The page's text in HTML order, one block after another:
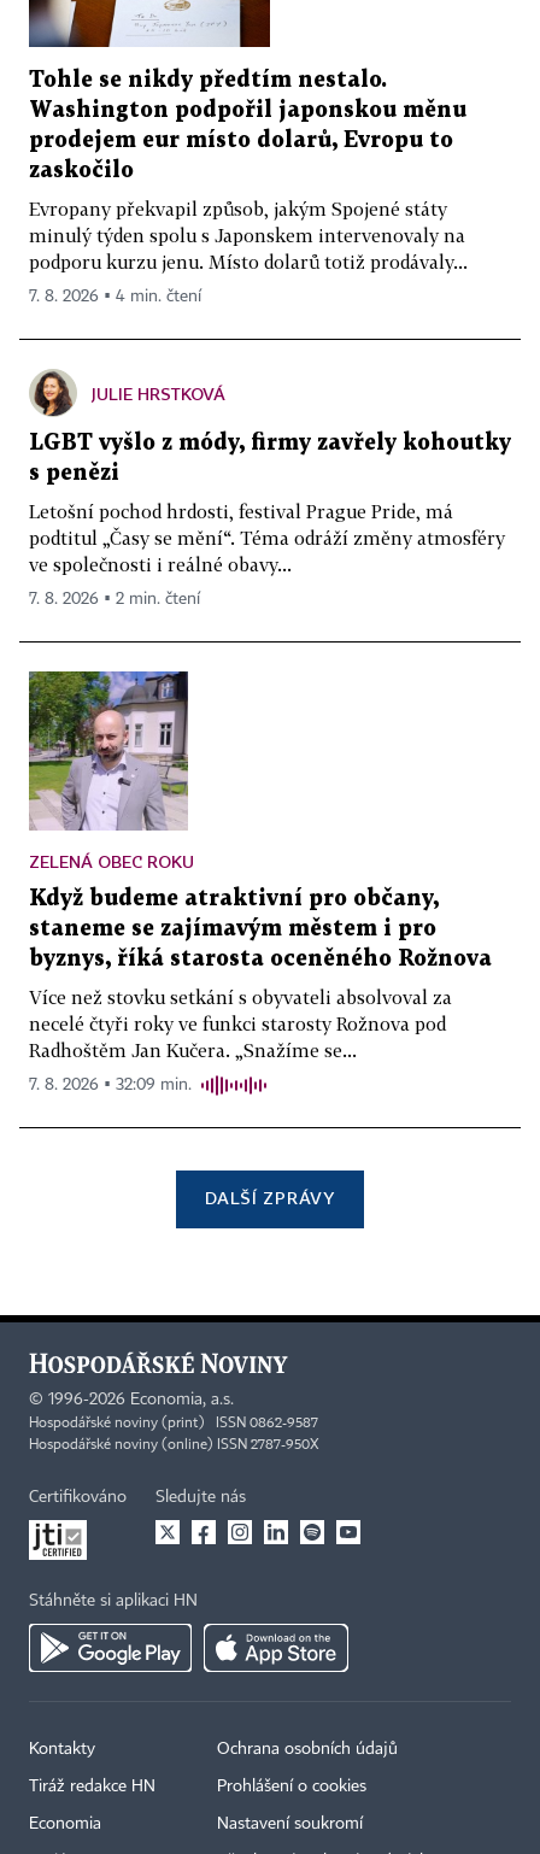
Tohle se nikdy předtím nestalo.
Washington podpořil japonskou měnu
prodejem eur místo dolarů, Evropu to
zaskočilo
Evropany překvapil způsob, jakým Spojené státy
minulý týden spolu s Japonskem intervenovaly na
podporu kurzu jenu. Místo dolarů totiž prodávaly...
7. 8. 2026 ▪ 4 min. čtení
JULIE HRSTKOVÁ
LGBT vyšlo z módy, firmy zavřely kohoutky
s penězi
Letošní pochod hrdosti, festival Prague Pride, má
podtitul „Časy se mění“. Téma odráží změny atmosféry
ve společnosti i reálné obavy...
7. 8. 2026 ▪ 2 min. čtení
ZELENÁ OBEC ROKU
Když budeme atraktivní pro občany,
staneme se zajímavým městem i pro
byznys, říká starosta oceněného Rožnova
Více než stovku setkání s obyvateli absolvoval za
necelé čtyři roky ve funkci starosty Rožnova pod
Radhoštěm Jan Kučera. „Snažíme se...
7. 8. 2026 ▪ 32:09 min.
DALŠÍ ZPRÁVY
© 1996-2026 Economia, a.s.
Hospodářské noviny (print) ISSN 0862-9587
Hospodářské noviny (online) ISSN 2787-950X
Certifikováno Sledujte nás
Stáhněte si aplikaci HN
Kontakty
Tiráž redakce HN
Economia
Ochrana osobních údajů
Prohlášení o cookies
Nastavení soukromí